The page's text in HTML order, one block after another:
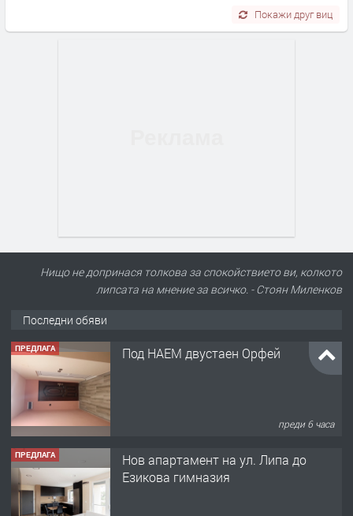
Покажи друг виц
Нищо не допринася толкова за спокойствието ви, колкото
липсата на мнение за всичко. - Стоян Миленков
Последни обяви
ПРЕДЛАГА Под НАЕМ двустаен Орфей
преди 6 часа
ПРЕДЛАГА
Нов апартамент на ул. Липа до
Езикова гимназия